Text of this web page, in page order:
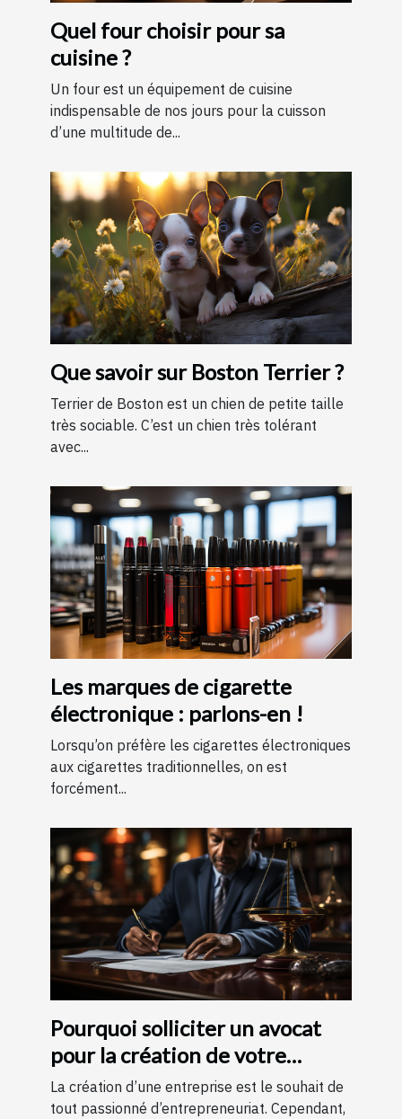
Quel four choisir pour sa
cuisine ?
Un four est un équipement de cuisine
indispensable de nos jours pour la cuisson
d’une multitude de...
Que savoir sur Boston Terrier ?
Terrier de Boston est un chien de petite taille
très sociable. C’est un chien très tolérant
avec...
Les marques de cigarette
électronique : parlons-en !
Lorsqu’on préfère les cigarettes électroniques
aux cigarettes traditionnelles, on est
forcément...
Pourquoi solliciter un avocat
pour la création de votre
entreprise ?
La création d’une entreprise est le souhait de
tout passionné d’entrepreneuriat. Cependant,